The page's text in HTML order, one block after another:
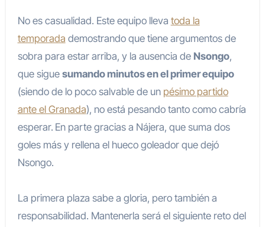
No es casualidad. Este equipo lleva toda la
temporada demostrando que tiene argumentos de
sobra para estar arriba, y la ausencia de Nsongo,
que sigue sumando minutos en el primer equipo
(siendo de lo poco salvable de un pésimo partido
ante el Granada), no está pesando tanto como cabría
esperar. En parte gracias a Nájera, que suma dos
goles más y rellena el hueco goleador que dejó
Nsongo.
La primera plaza sabe a gloria, pero también a
responsabilidad. Mantenerla será el siguiente reto del